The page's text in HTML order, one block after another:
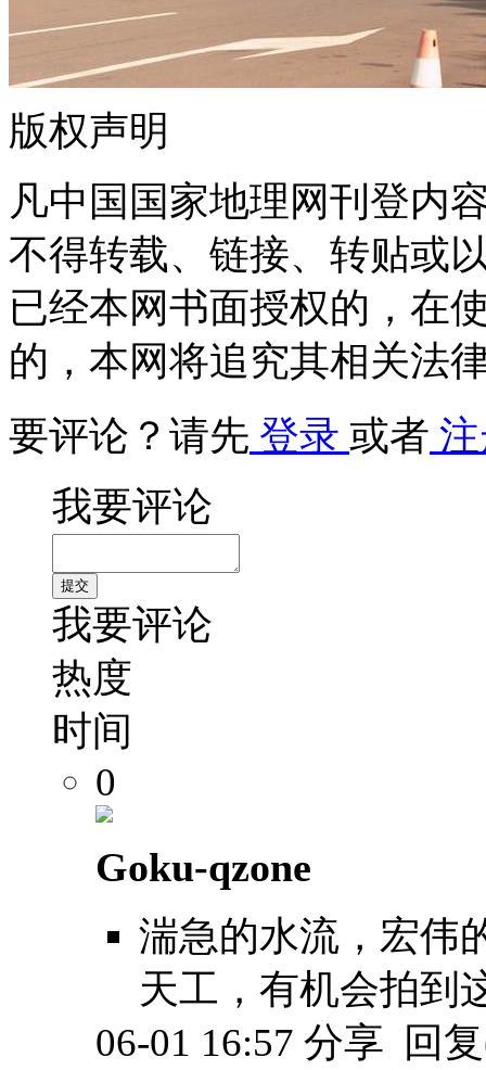
版权声明
凡中国国家地理网刊登内
不得转载、链接、转贴或
已经本网书面授权的，在
的，本网将追究其相关法
要评论？请先 登录 或者
我要评论
我要评论
热度
时间
0
Goku-qzone
湍急的水流，宏伟
天工，有机会拍到
06-01 16:57 分享
回